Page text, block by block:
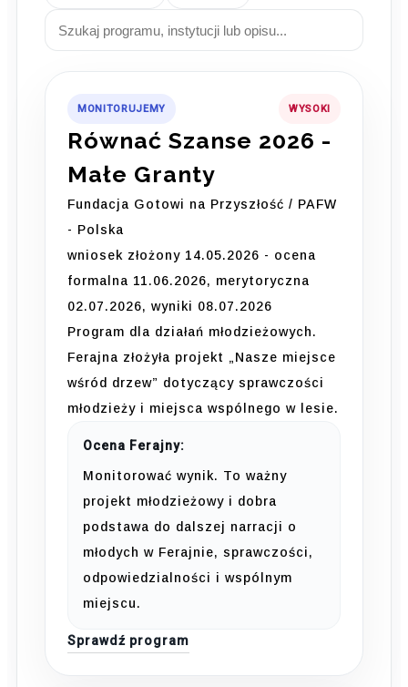
MONITORUJEMY WYSOKI
Równać Szanse 2026 -
Małe Granty
Fundacja Gotowi na Przyszłość / PAFW
- Polska
wniosek złożony 14.05.2026 - ocena
formalna 11.06.2026, merytoryczna
02.07.2026, wyniki 08.07.2026
Program dla działań młodzieżowych.
Ferajna złożyła projekt „Nasze miejsce
wśród drzew” dotyczący sprawczości
młodzieży i miejsca wspólnego w lesie.
Ocena Ferajny:
Monitorować wynik. To ważny
projekt młodzieżowy i dobra
podstawa do dalszej narracji o
młodych w Ferajnie, sprawczości,
odpowiedzialności i wspólnym
miejscu.
Sprawdź program